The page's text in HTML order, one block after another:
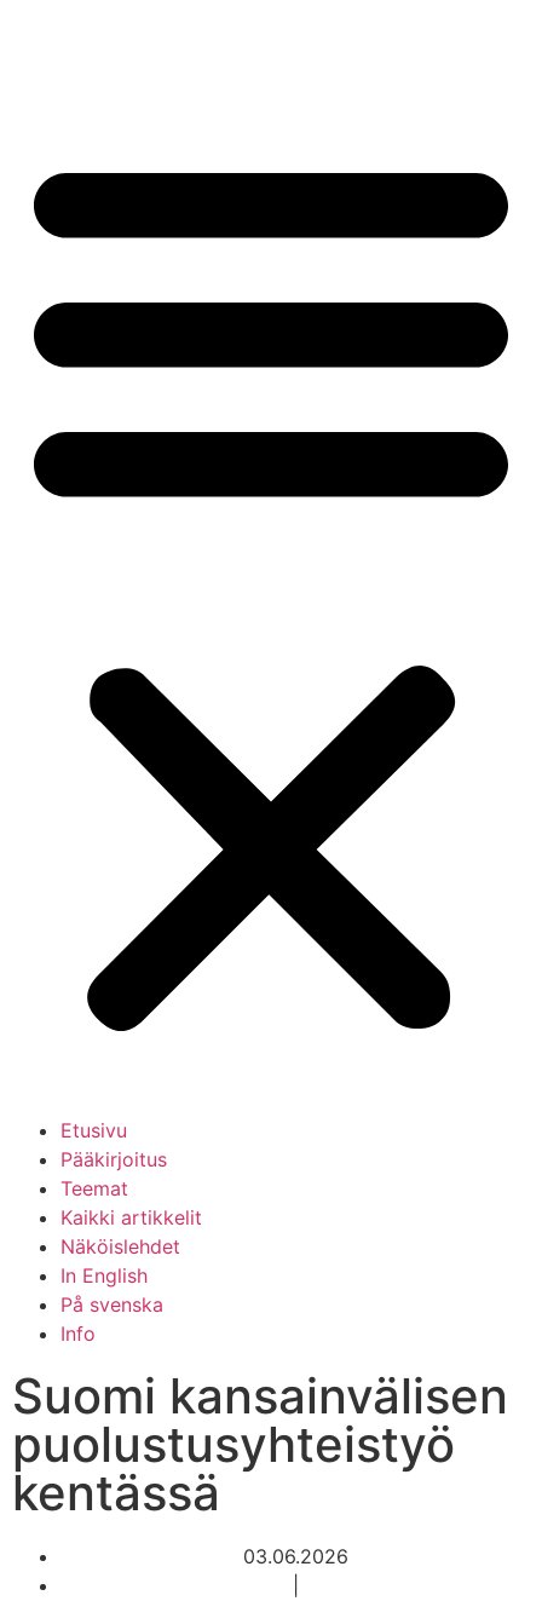
Etusivu
Pääkirjoitus
Teemat
Kaikki artikkelit
Näköislehdet
In English
På svenska
Info
Suomi kansainvälisen
puolustusyhteistyö
kentässä
03.06.2026